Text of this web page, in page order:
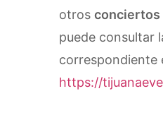
otros conciertos
puede consultar
correspondiente
https://